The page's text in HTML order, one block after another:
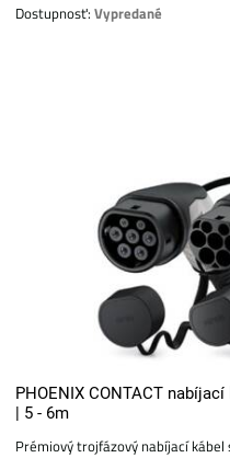
Dostupnosť:Vypredané
PHOENIX CONTACT
| 5 - 6m
Prémiový trojfázový nabíjací